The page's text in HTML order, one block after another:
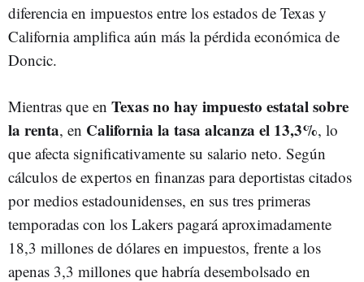
diferencia en impuestos entre los estados de Texas y
California amplifica aún más la pérdida económica de
Doncic.
Mientras que en Texas no hay impuesto estatal sobre
la renta, en California la tasa alcanza el 13,3%, lo
que afecta significativamente su salario neto. Según
cálculos de expertos en finanzas para deportistas citados
por medios estadounidenses, en sus tres primeras
temporadas con los Lakers pagará aproximadamente
18,3 millones de dólares en impuestos, frente a los
apenas 3,3 millones que habría desembolsado en